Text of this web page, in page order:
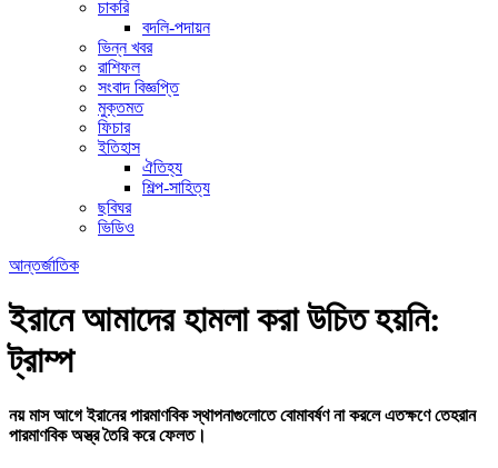
চাকরি
বদলি-পদায়ন
ভিন্ন খবর
রাশিফল
সংবাদ বিজ্ঞপ্তি
মুক্তমত
ফিচার
ইতিহাস
ঐতিহ্য
শিল্প-সাহিত্য
ছবিঘর
ভিডিও
আন্তর্জাতিক
ইরানে আমাদের হামলা করা উচিত হয়নি:
ট্রাম্প
নয় মাস আগে ইরানের পারমাণবিক স্থাপনাগুলোতে বোমাবর্ষণ না করলে এতক্ষণে তেহরান
পারমাণবিক অস্ত্র তৈরি করে ফেলত।